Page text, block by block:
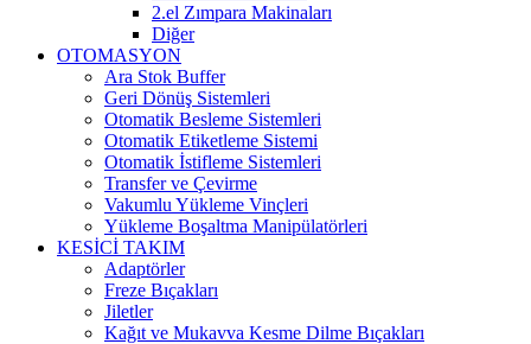
2.el Zımpara Makinaları
Diğer
OTOMASYON
Ara Stok Buffer
Geri Dönüş Sistemleri
Otomatik Besleme Sistemleri
Otomatik Etiketleme Sistemi
Otomatik İstifleme Sistemleri
Transfer ve Çevirme
Vakumlu Yükleme Vinçleri
Yükleme Boşaltma Manipülatörleri
KESİCİ TAKIM
Adaptörler
Freze Bıçakları
Jiletler
Kağıt ve Mukavva Kesme Dilme Bıçakları